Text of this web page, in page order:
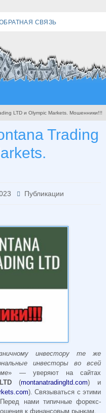
СВЯЗЬ
LTD и Olympic Markets. Мошенники!!!
Trading
Публикации
инвестору те же
инвесторы во всей
» — уверяют на сайтах
(montanatradingltd.com) и
). Связываться с этими
нами типичные форекс-
к финансовым рынкам.